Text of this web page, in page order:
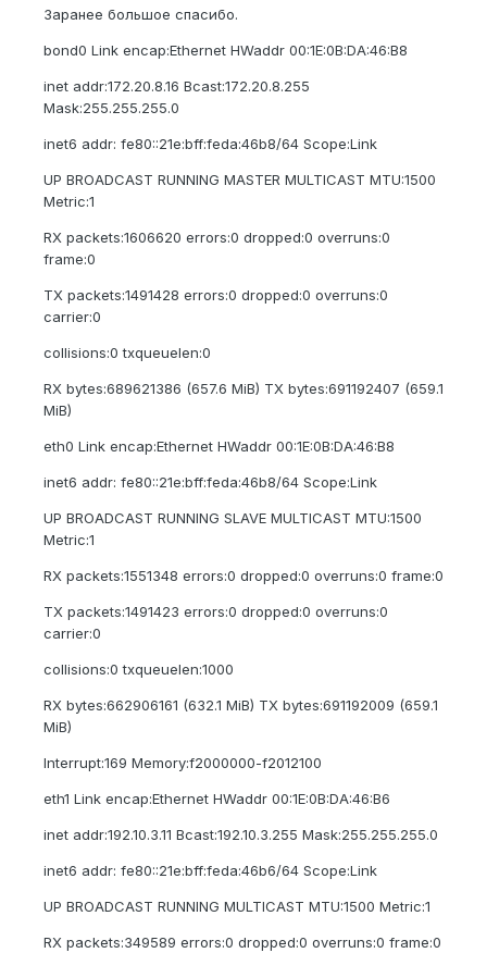
Заранее большое спасибо.
bond0 Link encap:Ethernet HWaddr 00:1E:0B:DA:46:B8
inet addr:172.20.8.16 Bcast:172.20.8.255
Mask:255.255.255.0
inet6 addr: fe80::21e:bff:feda:46b8/64 Scope:Link
UP BROADCAST RUNNING MASTER MULTICAST MTU:1500
Metric:1
RX packets:1606620 errors:0 dropped:0 overruns:0
frame:0
TX packets:1491428 errors:0 dropped:0 overruns:0
carrier:0
collisions:0 txqueuelen:0
RX bytes:689621386 (657.6 MiB) TX bytes:691192407 (659.1
MiB)
eth0 Link encap:Ethernet HWaddr 00:1E:0B:DA:46:B8
inet6 addr: fe80::21e:bff:feda:46b8/64 Scope:Link
UP BROADCAST RUNNING SLAVE MULTICAST MTU:1500
Metric:1
RX packets:1551348 errors:0 dropped:0 overruns:0 frame:0
TX packets:1491423 errors:0 dropped:0 overruns:0
carrier:0
collisions:0 txqueuelen:1000
RX bytes:662906161 (632.1 MiB) TX bytes:691192009 (659.1
MiB)
Interrupt:169 Memory:f2000000-f2012100
eth1 Link encap:Ethernet HWaddr 00:1E:0B:DA:46:B6
inet addr:192.10.3.11 Bcast:192.10.3.255 Mask:255.255.255.0
inet6 addr: fe80::21e:bff:feda:46b6/64 Scope:Link
UP BROADCAST RUNNING MULTICAST MTU:1500 Metric:1
RX packets:349589 errors:0 dropped:0 overruns:0 frame:0